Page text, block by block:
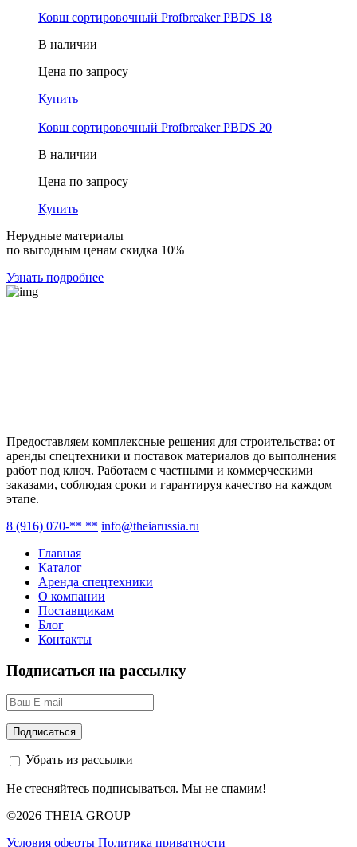
Ковш cортировочный Profbreaker PBDS 18
В наличии
Цена по запросу
Купить
Ковш cортировочный Profbreaker PBDS 20
В наличии
Цена по запросу
Купить
Нерудные материалы
по выгодным ценам скидка 10%
Узнать подробнее
Предоставляем комплексные решения для строительства: от
аренды спецтехники и поставок материалов до выполнения
работ под ключ. Работаем с частными и коммерческими
заказами, соблюдая сроки и гарантируя качество на каждом
этапе.
8 (916) 070-** ** info@theiarussia.ru
Главная
Каталог
Аренда спецтехники
О компании
Поставщикам
Блог
Контакты
Подписаться на рассылку
Убрать из рассылки
Не стесняйтесь подписываться. Мы не спамим!
©2026 THEIA GROUP
Условия оферты Политика приватности